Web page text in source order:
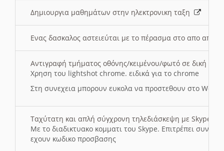
Δημιουργια μαθημάτων στην ηλεκτρονικη ταξη
Ενας δασκαλος αστειεύται με το πέρασμα στο απο
Αντιγραφή τμήματος οθόνης/κειμένου/φωτό σε δική
Χρηση του lightshot chrome. ειδικά για το chrome
Στη συνεχεια μπορουν ευκολα να προστεθουν στο Word
Ταχύτατη και απλή σύγχρονη τηλεδιάσκεψη με Skype
Με το διαδικτυακο κομματι του Skype. Επιτρέπει
εχουν κωδικο προσβασης